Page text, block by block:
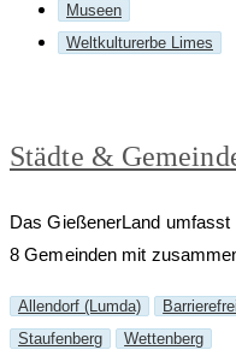
Museen
Weltkulturerbe Limes
Städte &
Das GießenerLand umfasst
8 Gemeinden mit
Allendorf (Lumda) Barrierefrei
Staufenberg
Wettenberg